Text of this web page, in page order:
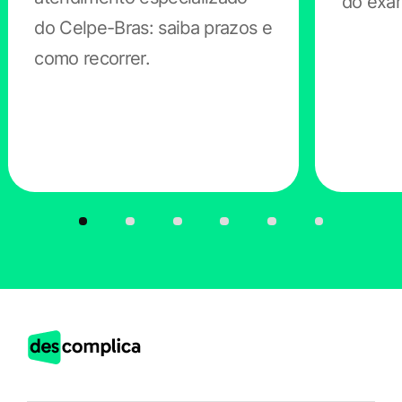
garantir que o seu processo de estudos para o Enem
seja o mais tranquilo possível?
um monte de dicas de uma psicóloga. Olha só que
alguns pontos relacionados à ansiedade antes do Enem
do Celpe-Bras: saiba prazos e
como recorrer.